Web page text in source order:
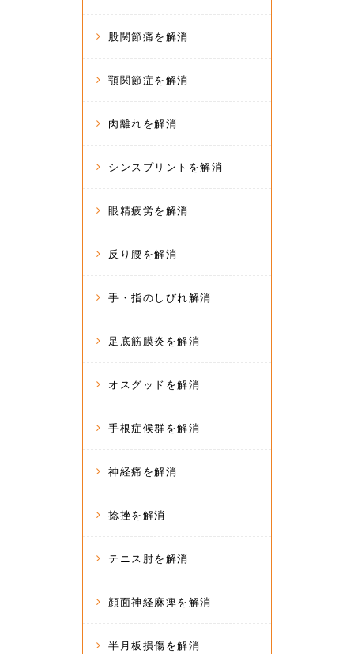
股関節痛を解消
顎関節症を解消
肉離れを解消
シンスプリントを解消
眼精疲労を解消
反り腰を解消
手・指のしびれ解消
足底筋膜炎を解消
オスグッドを解消
手根症候群を解消
神経痛を解消
捻挫を解消
テニス肘を解消
顔面神経麻痺を解消
半月板損傷を解消